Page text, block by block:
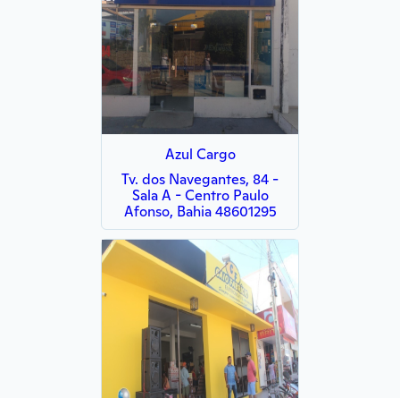
Azul Cargo
Tv. dos Navegantes, 84 -
Sala A - Centro Paulo
Afonso, Bahia 48601295